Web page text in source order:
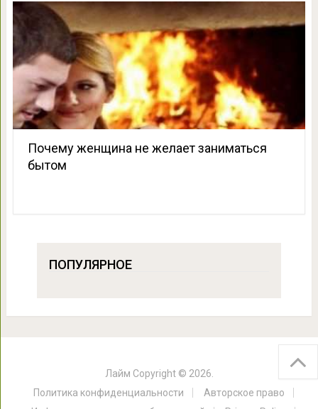
Почему женщина не желает заниматься
бытом
ПОПУЛЯРНОЕ
Лайм Copyright © 2026.
Политика конфиденциальности
Авторское право